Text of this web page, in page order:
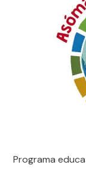
Programa